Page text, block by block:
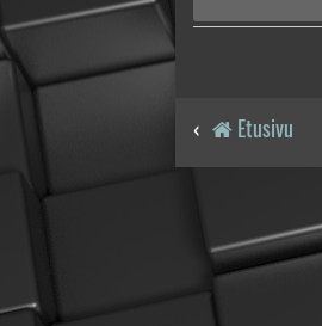
Etusivu